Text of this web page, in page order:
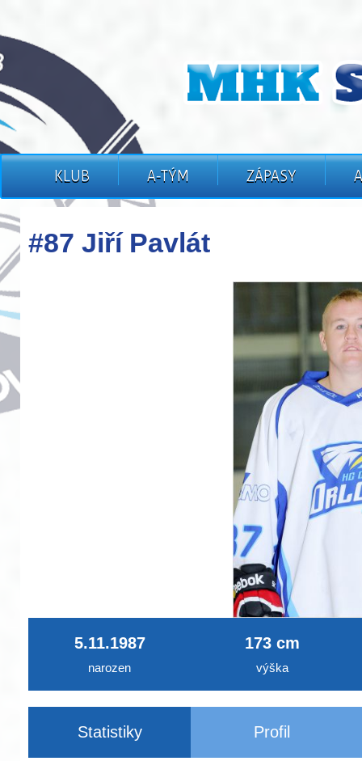
KLUB A-TÝM ZÁPASY
#87 Jiří Pavlát
5.11.1987
narozen
173 cm
výška
Statistiky Profil